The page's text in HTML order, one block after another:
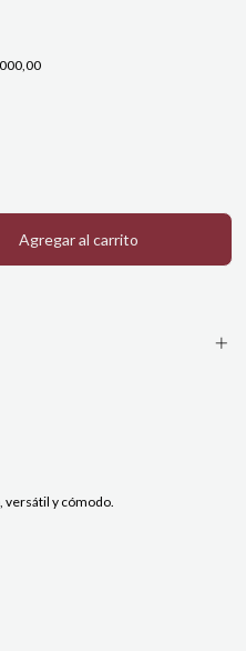
versátil y cómodo.